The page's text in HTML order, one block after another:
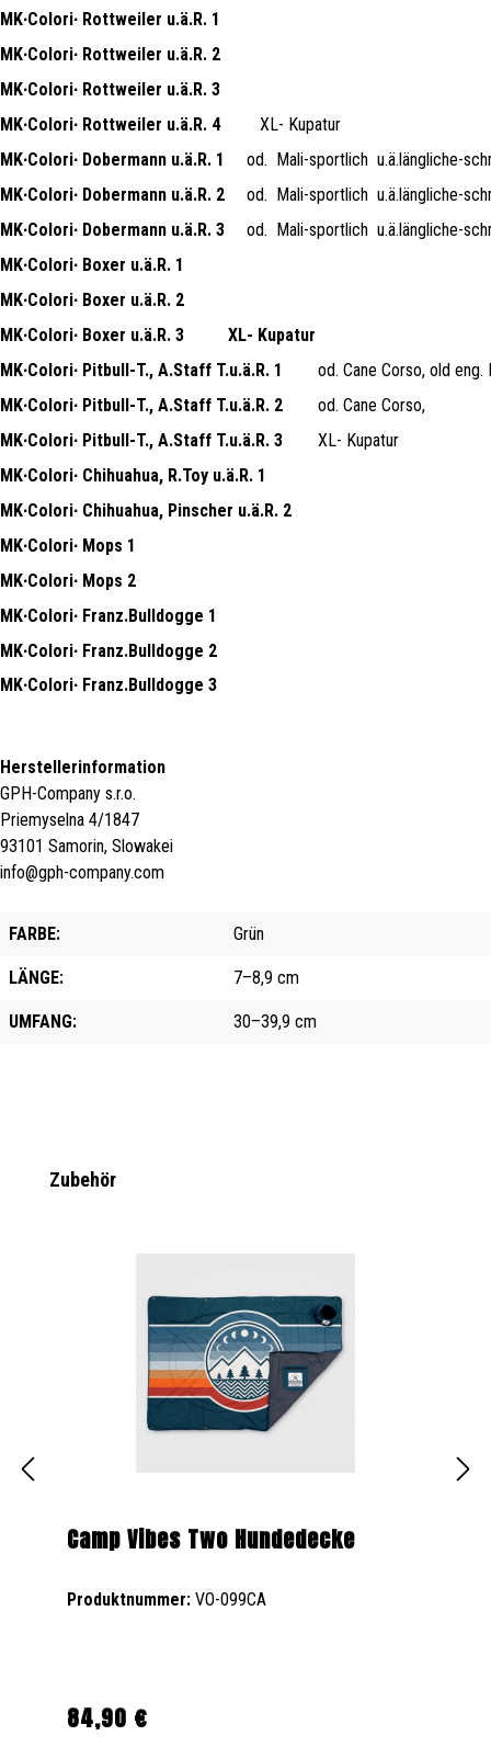
MK∙Colori∙ Rottweiler u.ä.R. 1
MK∙Colori∙ Rottweiler u.ä.R. 2
MK∙Colori∙ Rottweiler u.ä.R. 3
MK∙Colori∙ Rottweiler u.ä.R. 4
XL- Kupatur
MK∙Colori∙ Dobermann u.ä.R. 1
od. Mali-sportlich u.ä.längliche-
MK∙Colori∙ Dobermann u.ä.R. 2
od. Mali-sportlich u.ä.längliche-
MK∙Colori∙ Dobermann u.ä.R. 3
od. Mali-sportlich u.ä.längliche-
MK∙Colori∙ Boxer u.ä.R. 1
MK∙Colori∙ Boxer u.ä.R. 2
MK∙Colori∙ Boxer u.ä.R. 3
XL- Kupatur
MK∙Colori∙ Pitbull-T., A.Staff T.u.ä.R. 1
od. Cane Corso, old eng.
MK∙Colori∙ Pitbull-T., A.Staff T.u.ä.R. 2
od. Cane Corso,
MK∙Colori∙ Pitbull-T., A.Staff T.u.ä.R. 3
XL- Kupatur
MK∙Colori∙ Chihuahua, R.Toy u.ä.R. 1
MK∙Colori∙ Chihuahua, Pinscher u.ä.R. 2
MK∙Colori∙ Mops 1
MK∙Colori∙ Mops 2
MK∙Colori∙ Franz.Bulldogge 1
MK∙Colori∙ Franz.Bulldogge 2
MK∙Colori∙ Franz.Bulldogge 3
Herstellerinformation
GPH-Company s.r.o.
Priemyselna 4/1847
93101 Samorin, Slowakei
info@gph-company.com
FARBE: Grün
LÄNGE: 7–8,9 cm
UMFANG: 30–39,9 cm
Produktgalerie überspringen
Zubehör
Camp Vibes Two Hundedecke
Produktnummer: VO-099CA
Regulärer Preis:
84,90 €